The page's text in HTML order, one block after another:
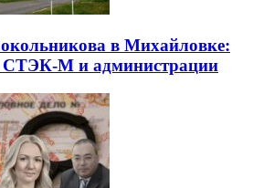
в Михайловке:
СТЭК-М и администрации